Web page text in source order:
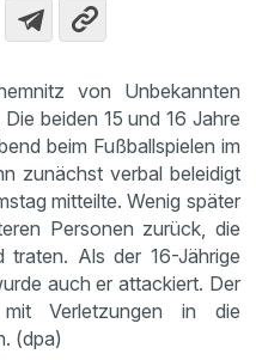
von Unbekannten
beiden 15 und 16 Jahre
beim Fußballspielen im
zunächst verbal beleidigt
mitteilte. Wenig später
Personen zurück, die
traten. Als der 16-Jährige
auch er attackiert. Der
Verletzungen in die
(dpa)